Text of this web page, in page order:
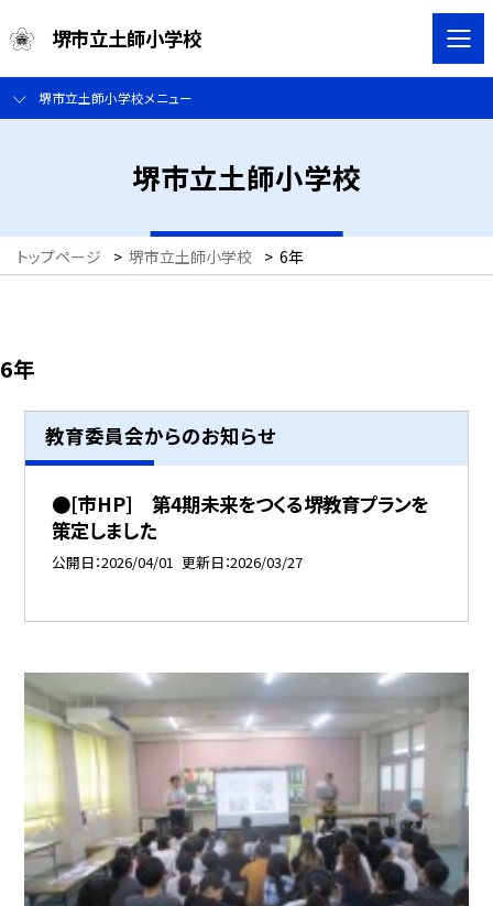
堺市立土師小学校
堺市立土師小学校メニュー
堺市立土師小学校
トップページ > 堺市立土師小学校 > 6年
6年
教育委員会からのお知らせ
●[市HP] 第4期未来をつくる堺教育プランを
策定しました
公開日 2026/04/01 更新日 2026/03/27